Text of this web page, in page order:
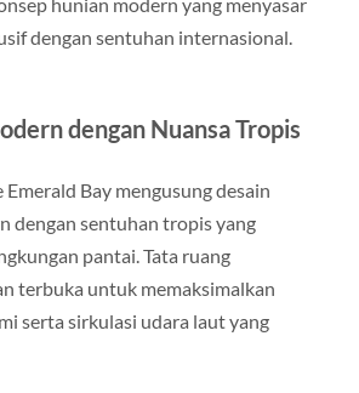
hunian modern yang menyasar
dengan sentuhan internasional.
dengan Nuansa Tropis
Bay mengusung desain
dengan sentuhan tropis yang
pantai. Tata ruang
terbuka untuk memaksimalkan
serta sirkulasi udara laut yang